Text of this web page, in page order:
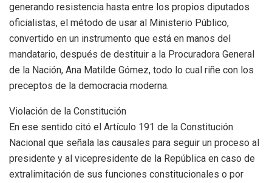
generando resistencia hasta entre los propios diputados
oficialistas, el método de usar al Ministerio Público,
convertido en un instrumento que está en manos del
mandatario, después de destituir a la Procuradora General
de la Nación, Ana Matilde Gómez, todo lo cual riñe con los
preceptos de la democracia moderna.
Violación de la Constitución
En ese sentido citó el Artículo 191 de la Constitución
Nacional que señala las causales para seguir un proceso al
presidente y al vicepresidente de la República en caso de
extralimitación de sus funciones constitucionales o por